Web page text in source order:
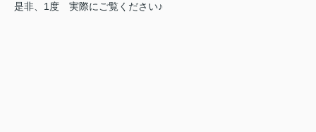
是非、1度 実際にご覧ください♪